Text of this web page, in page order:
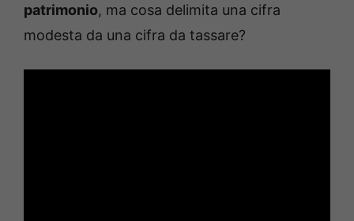
patrimonio, ma cosa delimita una cifra
modesta da una cifra da tassare?